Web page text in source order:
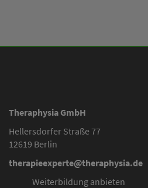
Theraphysia GmbH
Hellersdorfer Straße 77
12619 Berlin
therapieexperte@theraphysia.de
Weiterbildung anbieten